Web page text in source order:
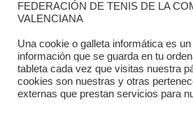
Dónde estamos
Directorio
Horario
Formulario de
FEDERACIÓN DE TENIS DE LA
VALENCIANA
Una cookie o galleta informática es
información que se guarda en tu
tableta cada vez que visitas nuestra
cookies son nuestras y otras
externas que prestan servicios para